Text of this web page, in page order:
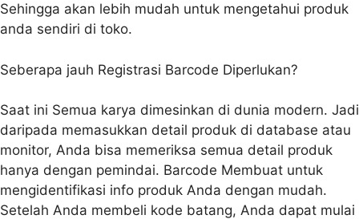
Sehingga akan lebih mudah untuk mengetahui produk
anda sendiri di toko.
Seberapa jauh Registrasi Barcode Diperlukan?
Saat ini Semua karya dimesinkan di dunia modern. Jadi
daripada memasukkan detail produk di database atau
monitor, Anda bisa memeriksa semua detail produk
hanya dengan pemindai. Barcode Membuat untuk
mengidentifikasi info produk Anda dengan mudah.
Setelah Anda membeli kode batang, Anda dapat mulai